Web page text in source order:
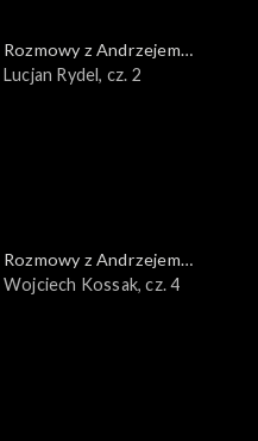
Rozmowy z Andrzejem
Doboszem
Lucjan Rydel, cz. 2
Rozmowy z Andrzejem
Doboszem
Wojciech Kossak, cz. 4